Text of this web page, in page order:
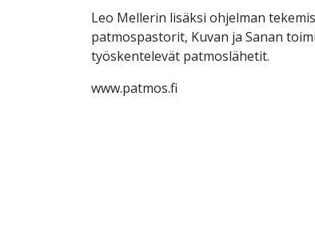
Leo Mellerin lisäksi ohjelman
patmospastorit, Kuvan ja Sanan
työskentelevät patmoslähetit.
www.patmos.fi